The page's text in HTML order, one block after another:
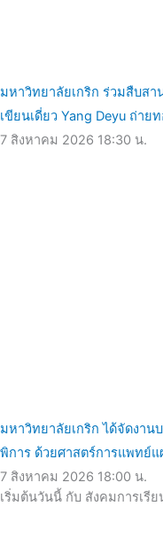
มหาวิทยาลัยเกริก ร่วมสืบส
เขียนเดี่ยว Yang Deyu ถ่า
7 สิงหาคม 2026 18:30 น.
มหาวิทยาลัยเกริก ได้จัดงาน
พิการ ด้วยศาสตร์การแพทย์แ
7 สิงหาคม 2026 18:00 น.
เริ่มต้นวันนี้ กับ สังคมการเรี